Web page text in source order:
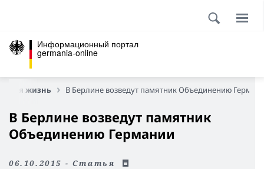
Информационный портал
germania-online
жизнь В Берлине возведут памятник Объединению
В Берлине возведут памятник
Объединению Германии
06.10.2015 - Статья